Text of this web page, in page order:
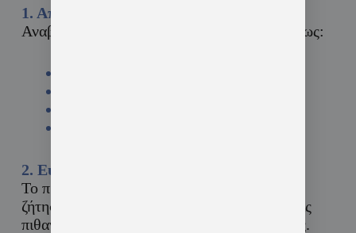
1. Απόκτηση Πολύτιμων Δεξιοτήτων:
Αναβάθμισε τις ικανότητές σου σε τομείς όπως:
2. Ευκαιρίες Εργασίας:
Το πρόγραμμα παρέχει δεξιότητες υψηλής
ζήτησης στην αγορά εργασίας, αυξάνοντας τις
πιθανότητες επαγγελματικής αποκατάστασης.